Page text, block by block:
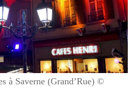
à Saverne (Grand’Rue) ©